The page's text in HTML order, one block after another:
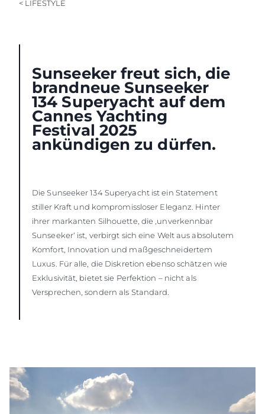
< LIFESTYLE
Sunseeker freut sich, die
brandneue Sunseeker
134 Superyacht auf dem
Cannes Yachting
Festival 2025
ankündigen zu dürfen.
Die Sunseeker 134 Superyacht ist ein Statement
stiller Kraft und kompromissloser Eleganz. Hinter
ihrer markanten Silhouette, die ‚unverkennbar
Sunseeker‘ ist, verbirgt sich eine Welt aus absolutem
Komfort, Innovation und maßgeschneidertem
Luxus. Für alle, die Diskretion ebenso schätzen wie
Exklusivität, bietet sie Perfektion – nicht als
Versprechen, sondern als Standard.